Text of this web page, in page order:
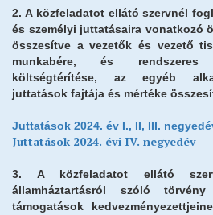
2. A közfeladatot ellátó szervnél
és személyi juttatásaira vonatkozó
összesítve a vezetők és vezető
munkabére, és rendszeres
költségtérítése, az egyéb
juttatások fajtája és mértéke
Juttatások 2024. év I., II, III.
Juttatások 2024. évi IV. negyedév
3. A közfeladatot ellátó
államháztartásról szóló
támogatások